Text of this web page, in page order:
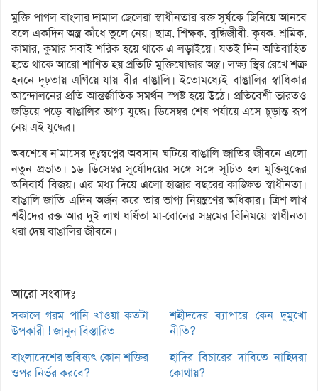
মুক্তি পাগল বাংলার দামাল ছেলেরা স্বাধীনতার রক্ত সূর্যকে ছিনিয়ে আনবে
বলে একদিন অস্ত্র কাঁধে তুলে নেয়। ছাত্র, শিক্ষক, বুদ্ধিজীবী, কৃষক, শ্রমিক,
কামার, কুমার সবাই শরিক হয়ে থাকে এ লড়াইয়ে। যতই দিন অতিবাহিত
হতে থাকে আরো শাণিত হয় প্রতিটি মুক্তিযোদ্ধার অস্ত্র। লক্ষ্য স্থির রেখে শত্রু
হননে দৃঢ়তায় এগিয়ে যায় বীর বাঙালি। ইতোমধ্যেই বাঙালির স্বাধিকার
আন্দোলনের প্রতি আন্তর্জাতিক সমর্থন স্পষ্ট হয়ে উঠে। প্রতিবেশী ভারতও
জড়িয়ে পড়ে বাঙালির ভাগ্য যুদ্ধে। ডিসেম্বর শেষ পর্যায়ে এসে চূড়ান্ত রূপ
নেয় এই যুদ্ধের।
অবশেষে ন’মাসের দুঃস্বপ্নের অবসান ঘটিয়ে বাঙালি জাতির জীবনে এলো
নতুন প্রভাত। ১৬ ডিসেম্বর সূর্যোদয়ের সঙ্গে সঙ্গে সূচিত হল মুক্তিযুদ্ধের
অনিবার্য বিজয়। এর মধ্য দিয়ে এলো হাজার বছরের কাঙ্ক্ষিত স্বাধীনতা।
বাঙালি জাতি এদিন অর্জন করে তার ভাগ্য নিয়ন্ত্রণের অধিকার। ত্রিশ লাখ
শহীদের রক্ত আর দুই লাখ ধর্ষিতা মা-বোনের সম্ভ্রমের বিনিময়ে স্বাধীনতা
ধরা দেয় বাঙালির জীবনে।
আরো সংবাদঃ
সকালে গরম পানি খাওয়া কতটা
উপকারী ! জানুন বিস্তারিত
শহীদদের ব্যাপারে কেন দুমুখো
নীতি?
বাংলাদেশের ভবিষ্যৎ কোন শক্তির
ওপর নির্ভর করবে?
হাদির বিচারের দাবিতে নাহিদরা
কোথায়?